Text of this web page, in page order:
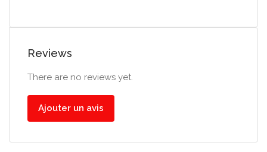
Reviews
There are no reviews yet.
Ajouter un avis